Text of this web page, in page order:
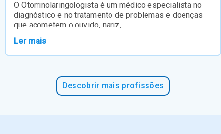
O Otorrinolaringologista é um médico especialista no
diagnóstico e no tratamento de problemas e doenças
que acometem o ouvido, nariz,
Ler mais
Descobrir mais profissões